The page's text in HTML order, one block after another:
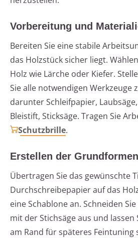
Vorbereitung und
Bereiten Sie eine stabile
das Holzstück sicher liegt.
Holz wie Lärche oder Kiefer.
Sie alle notwendigen Werkzeuge
darunter Schleifpapier,
Bleistift, Sticksäge. Tragen Sie
Schutzbrille.
Erstellen der Grundformen
Übertragen Sie das gewünschte
Durchschreibepapier auf das
eine Schablone an. Schneiden
mit der Stichsäge aus und lassen
am Rand für späteres Feintuning